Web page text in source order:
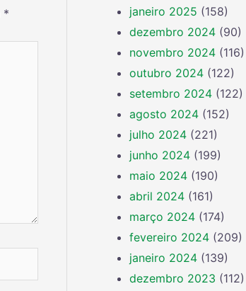
*
janeiro 2025 (158)
dezembro 2024 (90)
novembro 2024 (116)
outubro 2024 (122)
setembro 2024 (122)
agosto 2024 (152)
julho 2024 (221)
junho 2024 (199)
maio 2024 (190)
abril 2024 (161)
março 2024 (174)
fevereiro 2024 (209)
janeiro 2024 (139)
dezembro 2023 (112)